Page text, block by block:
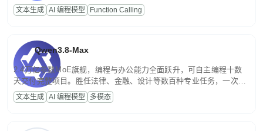
高并发、轻量化任务，适合日常对话、内容创作、基础 RAG、批量
文案处理等普惠刚需场景。
文本生成 AI 编程模型 Function Calling
Qwen3.8-Max
2.4万亿参数MoE旗舰，编程与办公能力全面跃升，可自主编程十数
天交付完整项目。胜任法律、金融、设计等数百种专业任务，一次对
话端到端交付生产级成果。原生视觉理解贯穿规划、执行与验证全流
程，支持超长文档与长视频的深度语义解析。长程任务中自主规划与
文本生成 AI 编程模型 多模态